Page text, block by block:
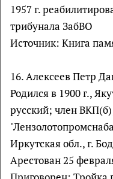
1957 г.
трибунала ЗабВО
Источник: Книга
16. Алексеев Петр
Родился в 1900 г.,
русский; член
Иркутская обл., г.
Арестован 25